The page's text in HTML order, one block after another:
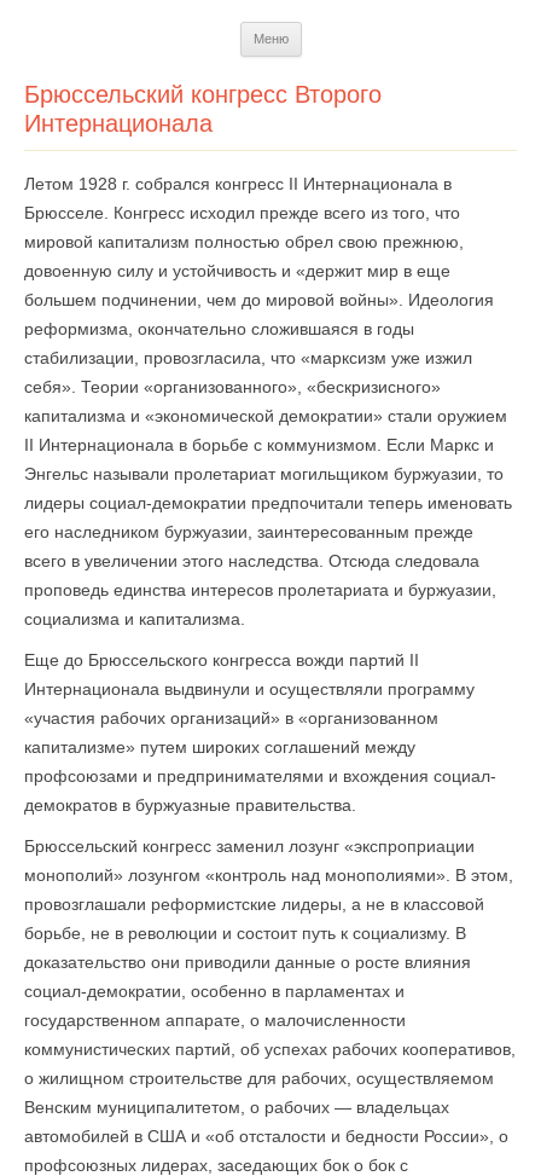
Меню
Брюссельский конгресс Второго
Интернационала
Летом 1928 г. собрался конгресс II Интернационала в
Брюсселе. Конгресс исходил прежде всего из того, что
мировой капитализм полностью обрел свою прежнюю,
довоенную силу и устойчивость и «держит мир в еще
большем подчинении, чем до мировой войны». Идеология
реформизма, окончательно сложившаяся в годы
стабилизации, провозгласила, что «марксизм уже изжил
себя». Теории «организованного», «бескризисного»
капитализма и «экономической демократии» стали оружием
II Интернационала в борьбе с коммунизмом. Если Маркс и
Энгельс называли пролетариат могильщиком буржуазии, то
лидеры социал-демократии предпочитали теперь именовать
его наследником буржуазии, заинтересованным прежде
всего в увеличении этого наследства. Отсю­да следовала
проповедь единства интересов пролетариата и буржуазии,
социализма и капитализма.
Еще до Брюссельского конгресса вожди партий II
Интернационала выдвинули и осуществляли программу
«участия рабочих организаций» в «организованном
капитализме» путем широких соглашений между
профсоюзами и предпринимателями и вхождения социал-
демократов в буржуазные правительства.
Брюссельский конгресс заменил лозунг «экспроприации
монополий» лозунгом «контроль над монополиями». В этом,
провозглашали реформистские лидеры, а не в классовой
борьбе, не в революции и состоит путь к социализму. В
доказательство они приводили данные о росте влияния
социал-демократии, особенно в парламентах и
государственном аппарате, о малочисленности
коммунистических партий, об успехах рабочих кооперативов,
о жилищном строительстве для рабочих, осуществляемом
Венским муниципалитетом, о рабочих — владельцах
автомобилей в США и «об отсталости и бедности России», о
профсоюзных лидерах, заседающих бок о бок с